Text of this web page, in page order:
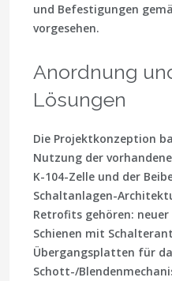
und Befestigungen
vorgesehen.
Anordnung
Lösungen
Die Projektkonzeption
Nutzung der
K-104-Zelle und der
Schaltanlagen-
Retrofits gehören:
Schienen mit
Übergangsplatten für
Schott-/